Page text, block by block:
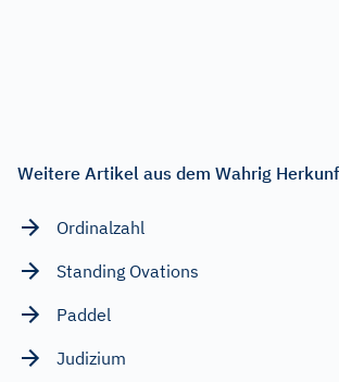
Weitere Artikel aus dem Wahrig
Ordinalzahl
Standing Ovations
Paddel
Judizium